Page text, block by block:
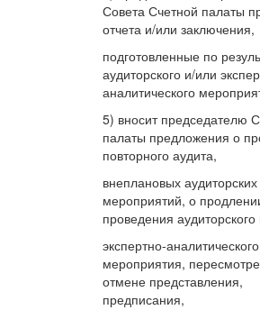
Совета Счетной палаты
отчета и/или заключения,
подготовленные по
аудиторского и/или
аналитического
5) вносит председателю
палаты предложения о
повторного аудита,
внеплановых аудиторских
мероприятий, о
проведения
экспертно-аналитического
мероприятия,
отмене представления,
предписания,